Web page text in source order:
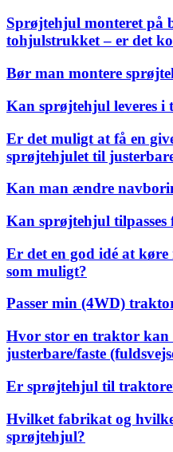
Sprøjtehjul monteret på
tohjulstrukket – er det
Bør man montere
Kan sprøjtehjul leveres i
Er det muligt at få en
sprøjtehjulet til
Kan man ændre
Kan sprøjtehjul tilpasses
Er det en god idé at
som muligt?
Passer min (4WD)
Hvor stor en traktor kan
justerbare/faste
Er sprøjtehjul til
Hvilket fabrikat og
sprøjtehjul?